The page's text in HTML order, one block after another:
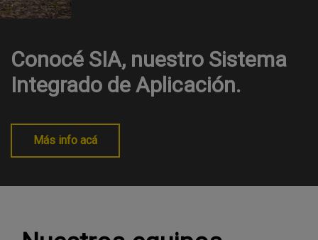
Conocé SIA, nuestro Sistema
Integrado de Aplicación.​
Más info acá